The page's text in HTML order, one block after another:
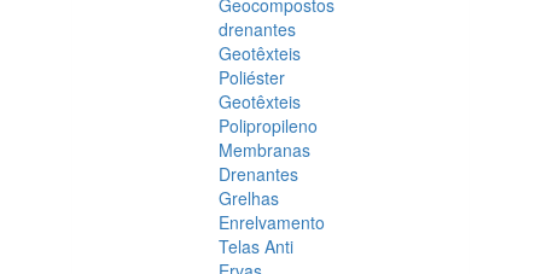
Geocompostos
drenantes
Geotêxteis
Poliéster
Geotêxteis
Polipropileno
Membranas
Drenantes
Grelhas
Enrelvamento
Telas Anti